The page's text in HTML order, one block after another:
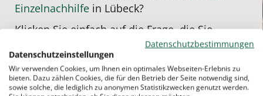
Einzelnachhilfe in Lübeck?
Klicken Sie einfach auf die Frage, die Sie
interessiert und die Antwort wird
eingeblendet.
Datenschutzbestimmungen
Datenschutzeinstellungen
Wir verwenden Cookies, um Ihnen ein optimales Webseiten-Erlebnis zu
bieten. Dazu zählen Cookies, die für den Betrieb der Seite notwendig sind,
sowie solche, die lediglich zu anonymen Statistikzwecken genutzt werden.